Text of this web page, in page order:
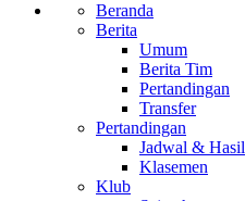
Beranda
Berita
Umum
Berita Tim
Pertandingan
Transfer
Pertandingan
Jadwal & Hasil
Klasemen
Klub